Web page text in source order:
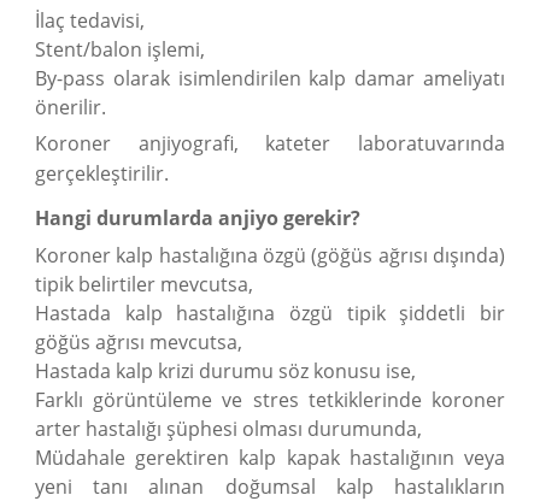
İlaç tedavisi,
Stent/balon işlemi,
By-pass olarak isimlendirilen kalp damar ameliyatı
önerilir.
Koroner anjiyografi, kateter laboratuvarında
gerçekleştirilir.
Hangi durumlarda anjiyo gerekir?
Koroner kalp hastalığına özgü (göğüs ağrısı dışında)
tipik belirtiler mevcutsa,
Hastada kalp hastalığına özgü tipik şiddetli bir
göğüs ağrısı mevcutsa,
Hastada kalp krizi durumu söz konusu ise,
Farklı görüntüleme ve stres tetkiklerinde koroner
arter hastalığı şüphesi olması durumunda,
Müdahale gerektiren kalp kapak hastalığının veya
yeni tanı alınan doğumsal kalp hastalıkların